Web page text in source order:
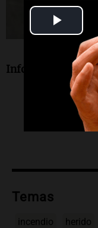
Informe de
Temas
incendio herido